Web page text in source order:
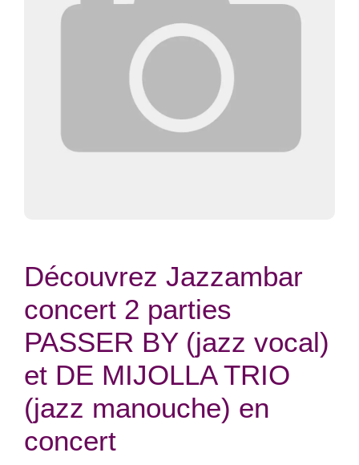
Découvrez Jazzambar
concert 2 parties
PASSER BY (jazz vocal)
et DE MIJOLLA TRIO
(jazz manouche) en
concert